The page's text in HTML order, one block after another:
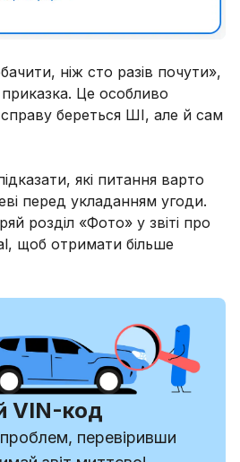
ніж сто разів почути»,
Це особливо
береться ШІ, але й сам
які питання варто
перед укладанням угоди.
розділ «Фото» у звіті про
щоб отримати більше
VIN-код
перевіривши